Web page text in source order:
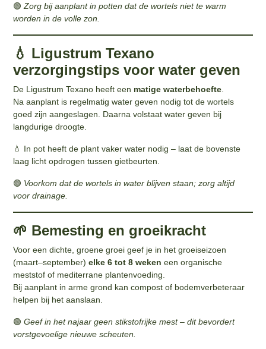
🟢Zorg bij aanplant in potten dat de wortels niet te warm
worden in de volle zon.
💧 Ligustrum Texano
verzorgingstips voor water geven
De Ligustrum Texano heeft een matige waterbehoefte
Na aanplant is regelmatig water geven nodig tot de wortels
goed zijn aangeslagen. Daarna volstaat water geven bij
langdurige droogte.
💧 In pot heeft de plant vaker water nodig – laat de bovenste
laag licht opdrogen tussen gietbeurten.
🟢 Voorkom dat de wortels in water blijven staan; zorg altijd
voor drainage.
🌱 Bemesting en groeikracht
Voor een dichte, groene groei geef je in het groeiseizoen
(maart–september)elke 6 tot 8 weken een organische
meststof of mediterrane plantenvoeding.
Bij aanplant in arme grond kan compost of bodemverbeteraar
helpen bij het aanslaan.
🟢Geef in het najaar geen stikstofrijke mest – dit bevordert
vorstgevoelige nieuwe scheuten.